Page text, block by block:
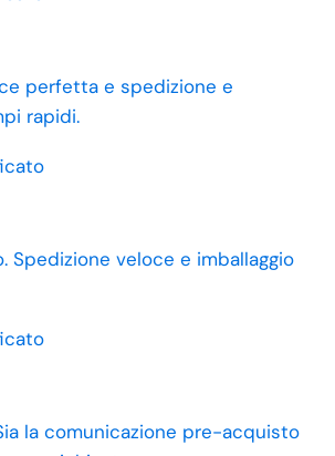
perfetta e spedizione e
rapidi.
veloce e imballaggio
la comunicazione pre-acquisto